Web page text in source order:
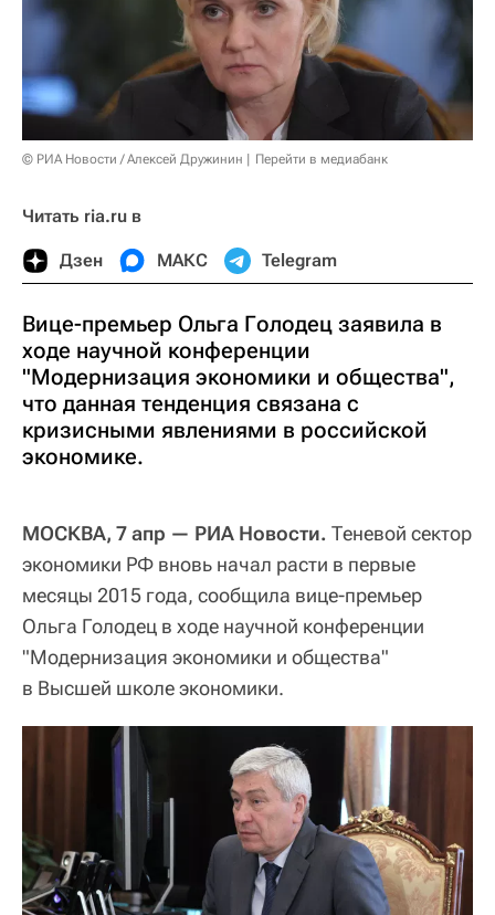
© РИА Новости / Алексей Дружинин Перейти в медиабанк
Читать ria.ru в
Дзен МАКС Telegram
Вице-премьер Ольга Голодец заявила в
ходе научной конференции
"Модернизация экономики и общества",
что данная тенденция связана с
кризисными явлениями в российской
экономике.
МОСКВА, 7 апр — РИА Новости. Теневой сектор
экономики РФ вновь начал расти в первые
месяцы 2015 года, сообщила вице-премьер
Ольга Голодец в ходе научной конференции
"Модернизация экономики и общества"
в Высшей школе экономики.